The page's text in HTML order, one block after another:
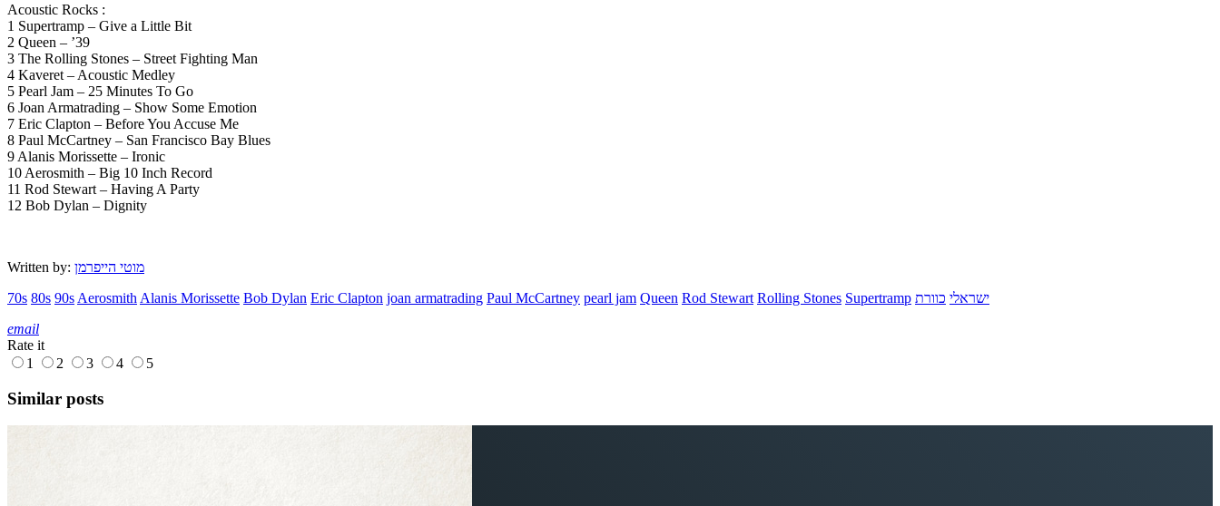
Acoustic Rocks :
1 Supertramp – Give a Little Bit
2 Queen – ’39
3 The Rolling Stones – Street Fighting Man
4 Kaveret – Acoustic Medley
5 Pearl Jam – 25 Minutes To Go
6 Joan Armatrading – Show Some Emotion
7 Eric Clapton – Before You Accuse Me
8 Paul McCartney – San Francisco Bay Blues
9 Alanis Morissette – Ironic
10 Aerosmith – Big 10 Inch Record
11 Rod Stewart – Having A Party
12 Bob Dylan – Dignity
Written by: מוטי הייפרמן
70s 80s 90s Aerosmith Alanis Morissette Bob Dylan Eric Clapton joan armatrading Paul McCartney pearl jam Queen Rod Stewart Rolling Stones Supertramp ישראלי כוורת
email
Rate it
1
2 3 4 5
Similar posts